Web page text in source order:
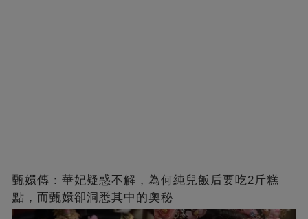
甄嬛傳：華妃疑惑不解，為何純兒飯后要吃2斤糕
點，而甄嬛卻洞悉其中的奧秘